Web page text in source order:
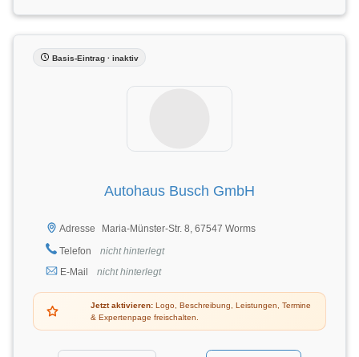
Basis-Eintrag · inaktiv
Autohaus Busch GmbH
Adresse
Maria-Münster-Str. 8, 67547 Worms
Telefon
nicht hinterlegt
E-Mail
nicht hinterlegt
Jetzt aktivieren: Logo, Beschreibung, Leistungen, Termine
& Expertenpage freischalten.